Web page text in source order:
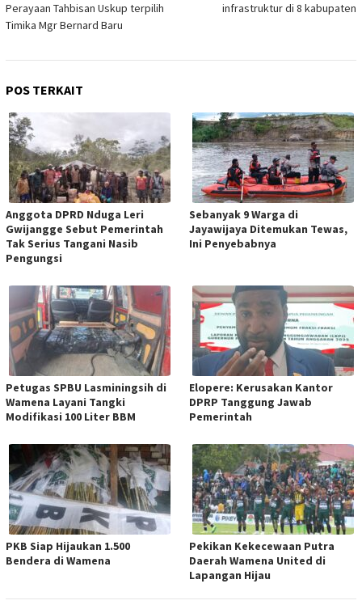
Perayaan Tahbisan Uskup terpilih
Timika Mgr Bernard Baru
infrastruktur di 8 kabupaten
POS TERKAIT
Anggota DPRD Nduga Leri
Gwijangge Sebut Pemerintah
Tak Serius Tangani Nasib
Pengungsi
Sebanyak 9 Warga di
Jayawijaya Ditemukan Tewas,
Ini Penyebabnya
Petugas SPBU Lasminingsih di
Wamena Layani Tangki
Modifikasi 100 Liter BBM
Elopere: Kerusakan Kantor
DPRP Tanggung Jawab
Pemerintah
PKB Siap Hijaukan 1.500
Bendera di Wamena
Pekikan Kekecewaan Putra
Daerah Wamena United di
Lapangan Hijau